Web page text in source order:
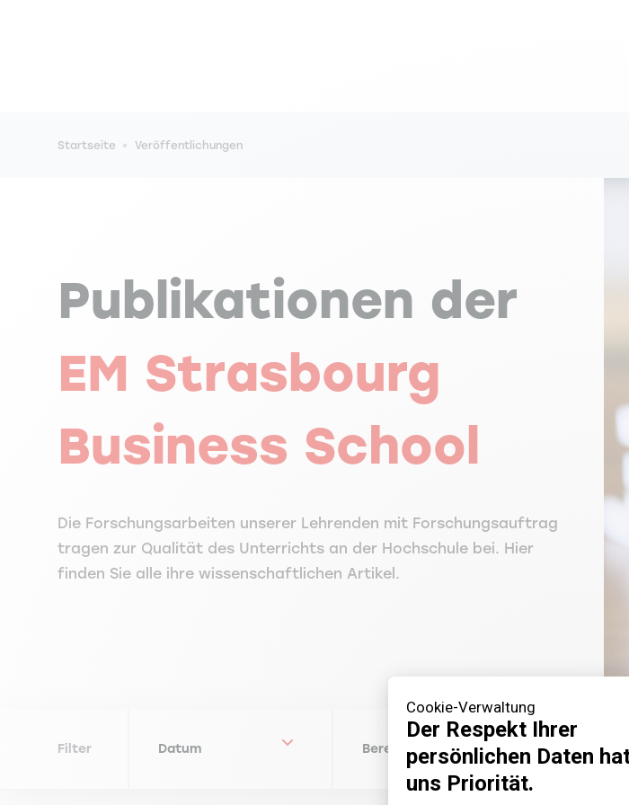
Cookie-Verwaltung
Der Respekt Ihrer
persönlichen Daten
uns Priorität.
Pfadnavigation
Startseite Veröffentlichungen
Publikationen der
EM Strasbourg
Business School
Die Forschungsarbeiten unserer Lehrenden mit Forschungsauftrag
tragen zur Qualität des Unterrichts an der Hochschule bei. Hier
finden Sie alle ihre wissenschaftlichen Artikel.
Filter